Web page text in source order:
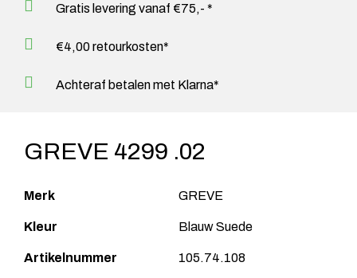
Gratis levering vanaf €75,- *
€4,00 retourkosten*
Achteraf betalen met Klarna*
GREVE 4299 .02
Merk GREVE
Kleur Blauw Suede
Artikelnummer 105.74.108